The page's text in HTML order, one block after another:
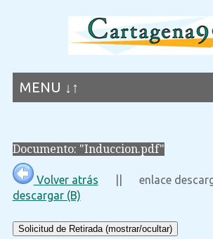
MENU ↓↑
Documento: "Induccion.pdf"
Volver atrás || enlace
descargar (B)
Solicitud de Retirada (mostrar/ocultar)